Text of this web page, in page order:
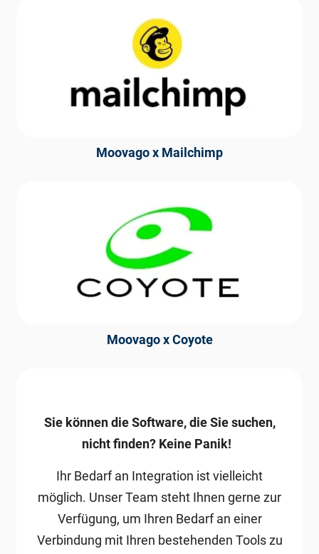
Moovago x Mailchimp
Moovago x Coyote
Moovago x Waze
Sie können die Software, die Sie suchen,
nicht finden? Keine Panik!
Ihr Bedarf an Integration ist vielleicht
möglich. Unser Team steht Ihnen gerne zur
Verfügung, um Ihren Bedarf an einer
Verbindung mit Ihren bestehenden Tools zu